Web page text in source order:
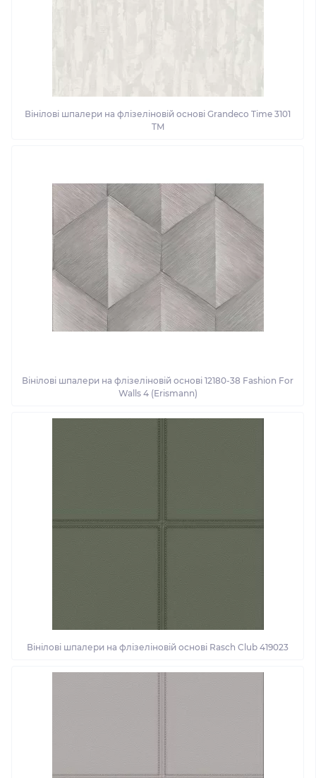
Вінілові шпалери на флізеліновій основі Grandeco Time 3101
TM
Вінілові шпалери на флізеліновій основі 12180-38 Fashion For
Walls 4 (Erismann)
Вінілові шпалери на флізеліновій основі Rasch Club 419023